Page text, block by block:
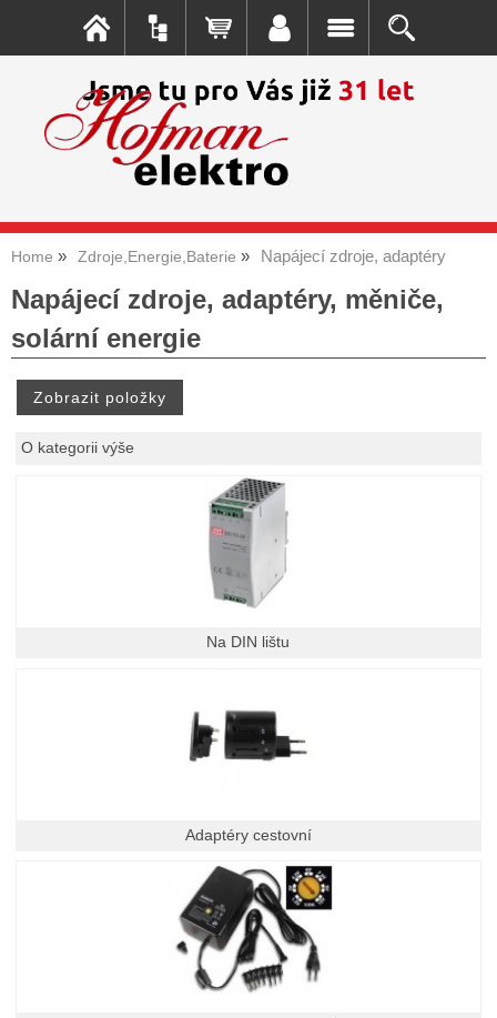
Home Zdroje,Energie,Baterie Napájecí zdroje, adaptéry
Napájecí zdroje, adaptéry, měniče,
solární energie
O kategorii výše
Na DIN lištu
Adaptéry cestovní